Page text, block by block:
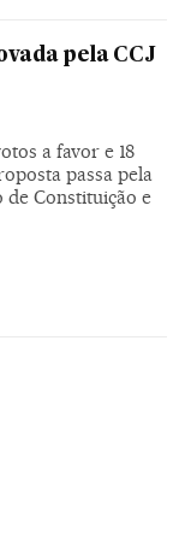
pela CCJ
a favor e 18
passa pela
de Constituição e